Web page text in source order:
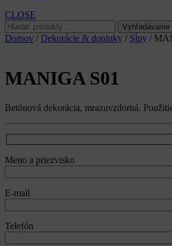
CLOSE
Hľadať:
Vyhľadávanie
Domov / Dekorácie & doplnky / Sĺpy /
MANIGA S01
Betónová dekorácia, mrazuvzdorná.
Meno a priezvisko
E-mail
Telefón